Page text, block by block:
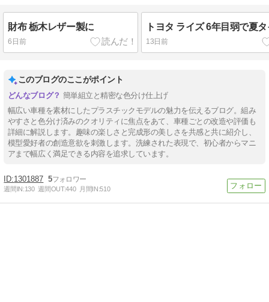
財布 栃木レザー製に
6日前
トヨタ ライズ 6年目弱で夏
13日前
このブログのここがポイント
簡単組立と精密な色分け仕上げ
幅広い車種を素材にしたプラスチックモデルの魅力を伝えるブログ。組み
やすさと色分け済みのクオリティに焦点をあて、車種ごとの改造や評価も
詳細に解説します。趣味の楽しさと完成形の美しさを共感と共に紹介し、
模型愛好者の創造意欲を刺激します。洗練された表現で、初心者からマニ
アまで幅広く満足できる内容を追求しています。
1301887 5
週間IN:130 週間OUT:440 月間IN:510